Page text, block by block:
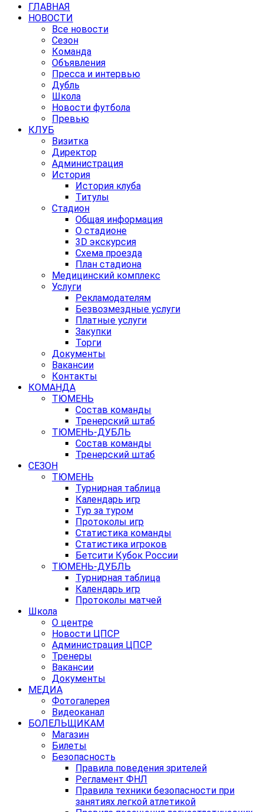
ГЛАВНАЯ
НОВОСТИ
Все новости
Сезон
Команда
Объявления
Пресса и интервью
Дубль
Школа
Новости футбола
Превью
КЛУБ
Визитка
Директор
Администрация
История
История клуба
Титулы
Стадион
Общая информация
О стадионе
3D экскурсия
Схема проезда
План стадиона
Медицинский комплекс
Услуги
Рекламодателям
Безвозмездные услуги
Платные услуги
Закупки
Торги
Документы
Вакансии
Контакты
КОМАНДА
ТЮМЕНЬ
Состав команды
Тренерский штаб
ТЮМЕНЬ-ДУБЛЬ
Состав команды
Тренерский штаб
СЕЗОН
ТЮМЕНЬ
Турнирная таблица
Календарь игр
Тур за туром
Протоколы игр
Статистика команды
Статистика игроков
Бетсити Кубок России
ТЮМЕНЬ-ДУБЛЬ
Турнирная таблица
Календарь игр
Протоколы матчей
Школа
О центре
Новости ЦПСР
Администрация ЦПСР
Тренеры
Вакансии
Документы
МЕДИА
Фотогалерея
Видеоканал
БОЛЕЛЬЩИКАМ
Магазин
Билеты
Безопасность
Правила поведения зрителей
Регламент ФНЛ
Правила техники безопасности при
занятиях легкой атлетикой